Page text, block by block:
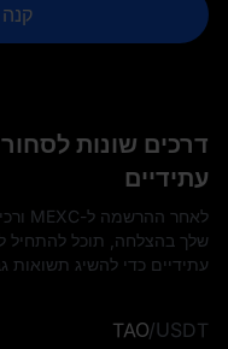
קנה
עתידיים
עתידיים כדי להשיג תשואות
TAO/USDT